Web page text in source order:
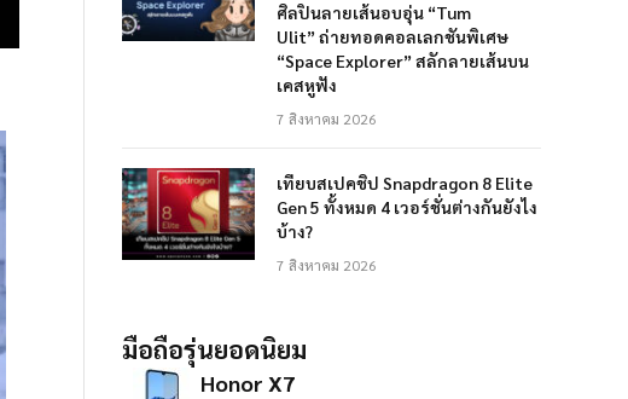
ศิลปินลายเส้นอบอุ่น “Tum
Ulit” ถ่ายทอดคอลเลกชันพิเศษ
“Space Explorer” สลักลายเส้นบน
เคสหูฟัง
7 สิงหาคม 2026
เทียบสเปคชิป Snapdragon 8 Elite
Gen 5 ทั้งหมด 4 เวอร์ชั่นต่างกันยังไง
บ้าง?
7 สิงหาคม 2026
มือถือรุ่นยอดนิยม
Honor X7